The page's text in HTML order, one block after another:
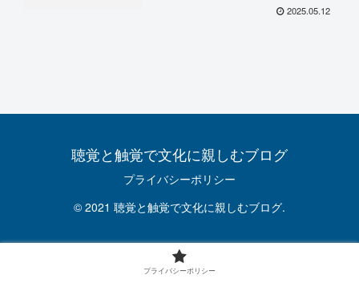
2025.05.12
聴覚と触覚で文化に親しむブログ
プライバシーポリシー
© 2021 聴覚と触覚で文化に親しむブログ.
プライバシーポリシー